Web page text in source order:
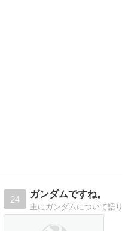
24
ガンダムですね。
主にガンダムについて語り